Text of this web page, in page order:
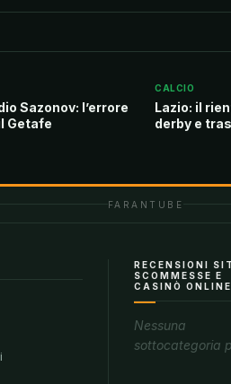
Sazonov: l’errore
Getafe
CALCIO
Lazio: il
derby e
FARANTUBE
RECENSIONI
SCOMMESSE E
CASINÒ ONLINE
Nessuna
sottocategoria